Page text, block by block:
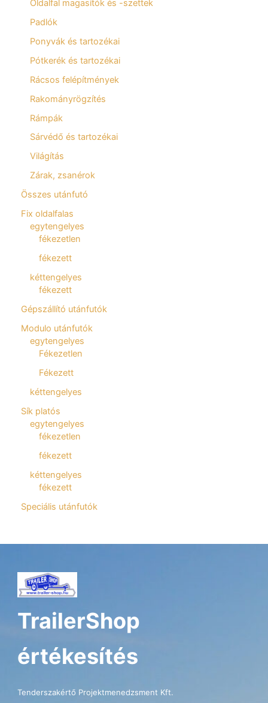
Oldalfal magasítók és -szettek
Padlók
Ponyvák és tartozékai
Pótkerék és tartozékai
Rácsos felépítmények
Rakományrögzítés
Rámpák
Sárvédő és tartozékai
Világítás
Zárak, zsanérok
Összes utánfutó
Fix oldalfalas
egytengelyes
fékezetlen
fékezett
kéttengelyes
fékezett
Gépszállító utánfutók
Modulo utánfutók
egytengelyes
Fékezetlen
Fékezett
kéttengelyes
Sík platós
egytengelyes
fékezetlen
fékezett
kéttengelyes
fékezett
Speciális utánfutók
TrailerShop
értékesítés
Tenderszakértő Projektmenedzsment Kft.